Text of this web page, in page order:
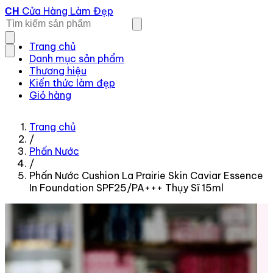
CH Cửa Hàng Làm Đẹp
Trang chủ
Danh mục sản phẩm
Thương hiệu
Kiến thức làm đẹp
Giỏ hàng
Trang chủ
/
Phấn Nước
/
Phấn Nước Cushion La Prairie Skin Caviar Essence
In Foundation SPF25/PA+++ Thụy Sĩ 15ml